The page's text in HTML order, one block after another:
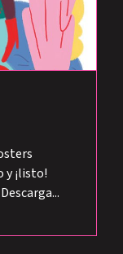
y ¡listo!